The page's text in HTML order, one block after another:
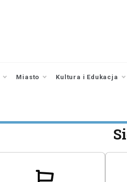
Miasto Kultura i Edukacja